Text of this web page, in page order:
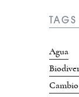
TAGS
Agua